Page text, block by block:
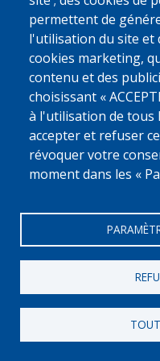
Déclaration relative aux
Cookie Settings
permettent de
l'utilisation du site et
cookies marketing,
contenu et des
choisissant «
à l'utilisation de tous
accepter et refuser
révoquer votre
moment dans les «